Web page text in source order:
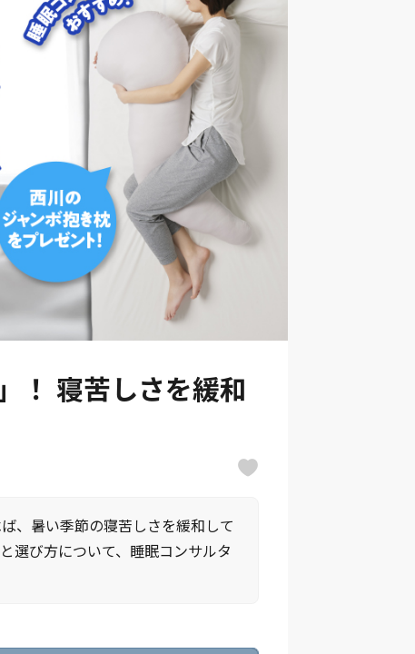
！ 寝苦しさを緩和
、暑い季節の寝苦しさを緩和して
選び方について、睡眠コンサルタ